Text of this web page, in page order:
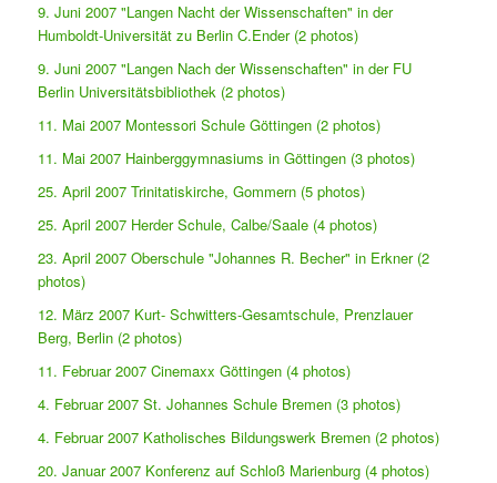
9. Juni 2007 "Langen Nacht der Wissenschaften" in der
Humboldt-Universität zu Berlin C.Ender (2 photos)
9. Juni 2007 "Langen Nach der Wissenschaften" in der FU
Berlin Universitätsbibliothek (2 photos)
11. Mai 2007 Montessori Schule Göttingen (2 photos)
11. Mai 2007 Hainberggymnasiums in Göttingen (3 photos)
25. April 2007 Trinitatiskirche, Gommern (5 photos)
25. April 2007 Herder Schule, Calbe/Saale (4 photos)
23. April 2007 Oberschule "Johannes R. Becher" in Erkner (2
photos)
12. März 2007 Kurt- Schwitters-Gesamtschule, Prenzlauer
Berg, Berlin (2 photos)
11. Februar 2007 Cinemaxx Göttingen (4 photos)
4. Februar 2007 St. Johannes Schule Bremen (3 photos)
4. Februar 2007 Katholisches Bildungswerk Bremen (2 photos)
20. Januar 2007 Konferenz auf Schloß Marienburg (4 photos)